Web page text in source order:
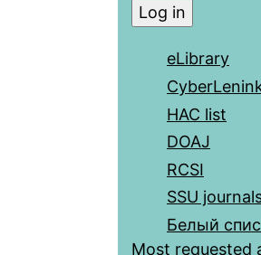
eLibrary
HAC list
DOAJ
RCSI
SSU
Белый
Most requested